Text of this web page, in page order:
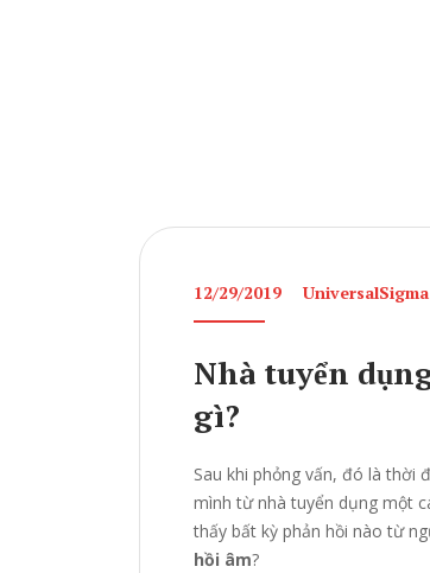
12/29/2019 UniversalSigma
Nhà tuyển
gì?
Sau khi phỏng vấn, đó là thời
mình từ nhà tuyển dụng một
thấy bất kỳ phản hồi nào từ
hồi âm?